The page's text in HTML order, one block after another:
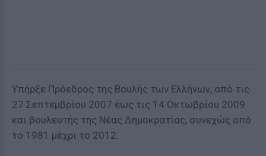
Υπήρξε Πρόεδρος της Βουλής των Ελλήνων, από τις
27 Σεπτεμβρίου 2007 έως τις 14 Οκτωβρίου 2009
και βουλευτής της Νέας Δημοκρατίας, συνεχώς από
το 1981 μέχρι το 2012.